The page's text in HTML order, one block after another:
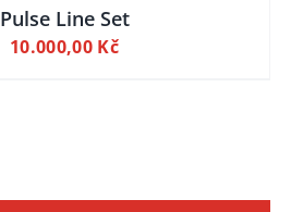
Pulse Line Set
10.000,00 Kč